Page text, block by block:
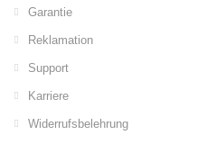
Garantie
Reklamation
Support
Karriere
Widerrufsbelehrung